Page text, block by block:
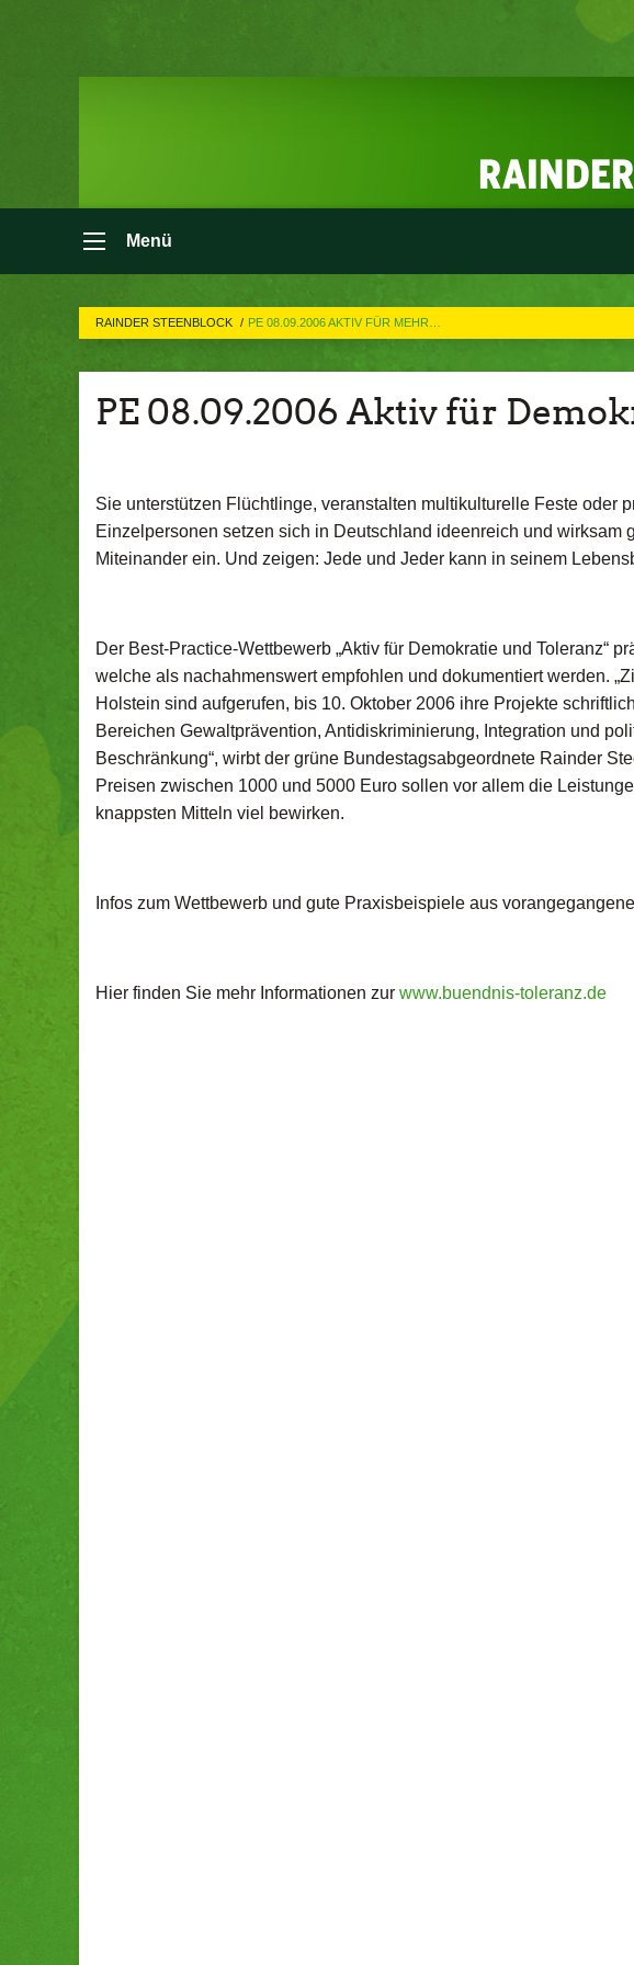
Menü
RAINDER STEENBLOCK PE 08.09.2006 AKTIV FÜR MEHR…
PE 08.09.2006 Aktiv für
Sie unterstützen Flüchtlinge, veranstalten multikulturelle Feste oder
Einzelpersonen setzen sich in Deutschland ideenreich und wirksam
Miteinander ein. Und zeigen: Jede und Jeder kann in seinem
Der Best-Practice-Wettbewerb „Aktiv für Demokratie und Toleranz“
welche als nachahmenswert empfohlen und dokumentiert werden.
Holstein sind aufgerufen, bis 10. Oktober 2006 ihre Projekte
Bereichen Gewaltprävention, Antidiskriminierung, Integration und
Beschränkung“, wirbt der grüne Bundestagsabgeordnete Rainder
Preisen zwischen 1000 und 5000 Euro sollen vor allem die
knappsten Mitteln viel bewirken.
Infos zum Wettbewerb und gute Praxisbeispiele aus
Hier finden Sie mehr Informationen zur www.buendnis-toleranz.de